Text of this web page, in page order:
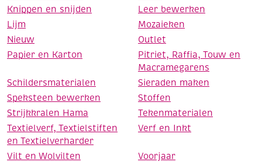
Knippen en snijden
Leer bewerken
Lijm
Mozaieken
Nieuw
Outlet
Papier en Karton
Pitriet, Raffia, Touw en
Macramegarens
Schildersmaterialen
Sieraden maken
Speksteen bewerken
Stoffen
Strijkkralen Hama
Tekenmaterialen
Textielverf, Textielstiften
en Textielverharder
Verf en Inkt
Vilt en Wolvilten
Voorjaar